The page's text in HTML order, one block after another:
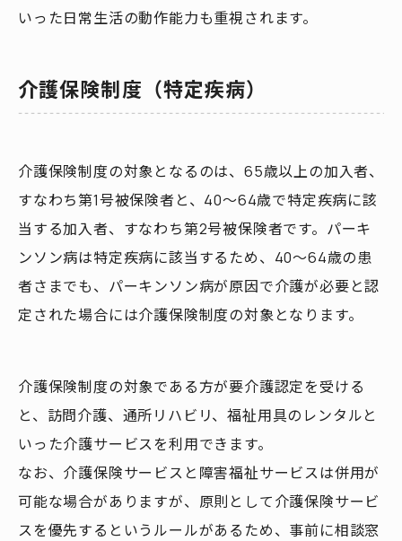
いった日常生活の動作能力も重視されます。
介護保険制度（特定疾病）
介護保険制度の対象となるのは、65歳以上の加入者、
すなわち第1号被保険者と、40～64歳で特定疾病に該
当する加入者、すなわち第2号被保険者です。パーキ
ンソン病は特定疾病に該当するため、40～64歳の患
者さまでも、パーキンソン病が原因で介護が必要と認
定された場合には介護保険制度の対象となります。
介護保険制度の対象である方が要介護認定を受ける
と、訪問介護、通所リハビリ、福祉用具のレンタルと
いった介護サービスを利用できます。
なお、介護保険サービスと障害福祉サービスは併用が
可能な場合がありますが、原則として介護保険サービ
スを優先するというルールがあるため、事前に相談窓